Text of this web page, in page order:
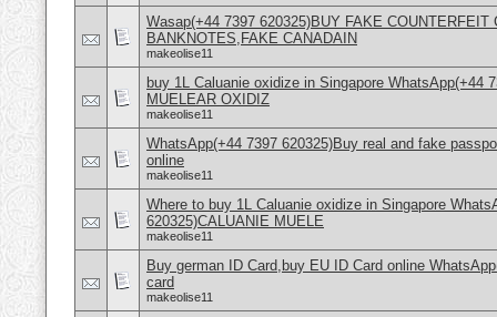
Wasap(+44 7397 620325)BUY FAKE COUNTERFEIT
BANKNOTES,FAKE CANADAIN
makeolise11
buy 1L Caluanie oxidize in Singapore WhatsApp(+44
MUELEAR OXIDIZ
makeolise11
WhatsApp(+44 7397 620325)Buy real and fake
online
makeolise11
Where to buy 1L Caluanie oxidize in Singapore
620325)CALUANIE MUELE
makeolise11
Buy german ID Card,buy EU ID Card online
card
makeolise11